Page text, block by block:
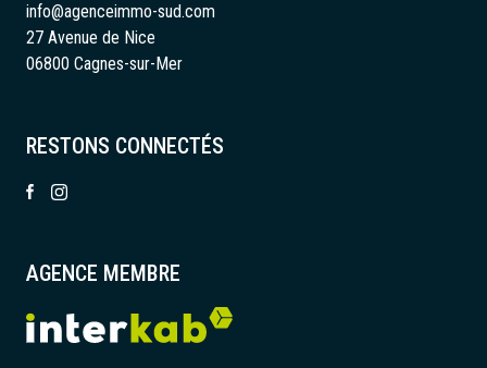
info@agenceimmo-sud.com
27 Avenue de Nice
06800 Cagnes-sur-Mer
RESTONS CONNECTÉS
AGENCE MEMBRE